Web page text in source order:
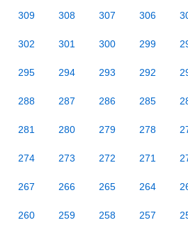
309 308 307 306
302 301 300 299
295 294 293 292
288 287 286 285
281 280 279 278
274 273 272 271
267 266 265 264
260 259 258 257